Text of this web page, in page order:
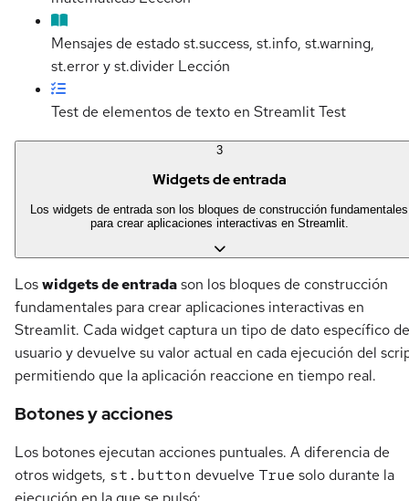
Mensajes de estado st.success, st.info, st.warning,
st.error y st.divider Lección
Test de elementos de texto en StreamlitTest
3
Widgets de entrada
Los widgets de entrada son los bloques de construcción fundamentales
para crear aplicaciones interactivas en Streamlit.
Loswidgets de entradason los bloques de construcción
fundamentales para crear aplicaciones interactivas en
Streamlit. Cada widget captura un tipo de dato específico
usuario y devuelve su valor actual en cada ejecución del
permitiendo que la aplicación reaccione en tiempo real.
Botones y acciones
Los botones ejecutan acciones puntuales. A diferencia de
otros widgets, st.button devuelve True solo durante la